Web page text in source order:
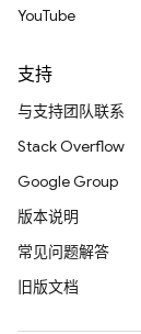
YouTube
支持
与支持团队联系
Stack Overflow
Google Group
版本说明
常见问题解答
旧版文档